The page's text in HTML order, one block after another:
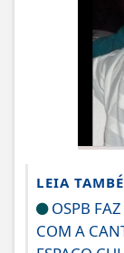
LEIA
OSPB FAZ
COM A